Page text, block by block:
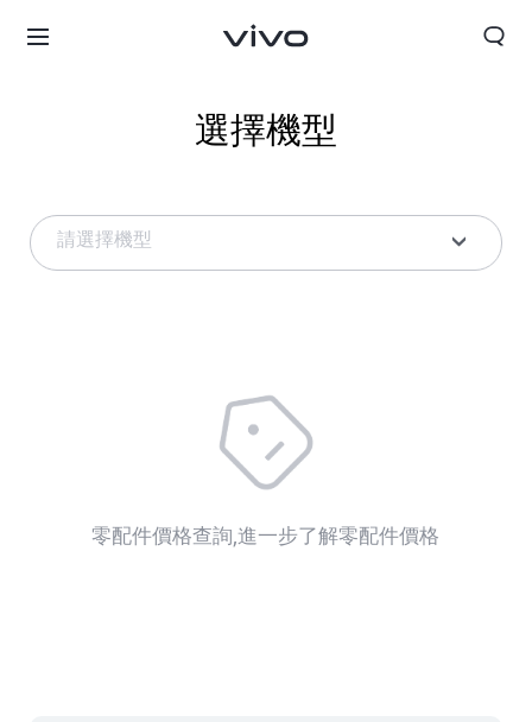
選擇機型
請選擇機型
零配件價格查詢,進一步了解零配件價格